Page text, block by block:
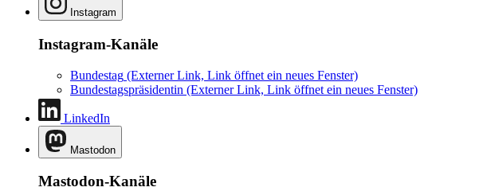
Instagram
Instagram-Kanäle
Bundestag (Externer Link, Link öffnet ein neues Fenster)
Bundestagspräsidentin (Externer Link, Link öffnet ein neues Fenster)
LinkedIn
Mastodon
Mastodon-Kanäle